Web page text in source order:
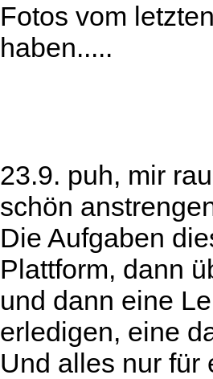
Fotos vom
haben.....
23.9. puh, mir
schön
Die Aufgaben
Plattform, dann
und dann eine
erledigen, eine
Und alles nur für